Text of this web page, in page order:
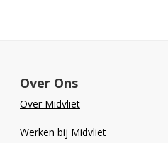
Over Ons
Over Midvliet
Werken bij Midvliet